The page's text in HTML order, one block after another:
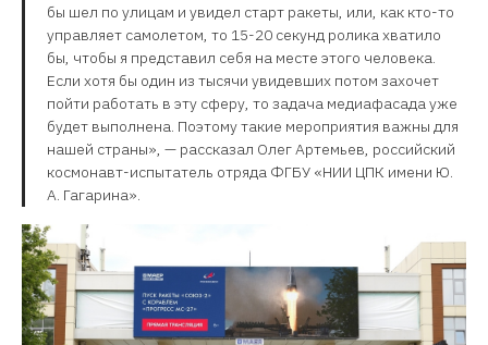
бы шел по улицам и увидел старт ракеты, или, как кто-то
управляет самолетом, то 15-20 секунд ролика хватило
бы, чтобы я представил себя на месте этого человека.
Если хотя бы один из тысячи увидевших потом захочет
пойти работать в эту сферу, то задача медиафасада уже
будет выполнена. Поэтому такие мероприятия важны для
нашей страны», — рассказал Олег Артемьев, российский
космонавт-испытатель отряда ФГБУ «НИИ ЦПК имени Ю.
А. Гагарина».